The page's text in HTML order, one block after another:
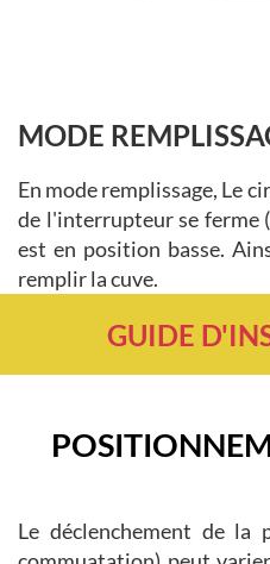
MODE
En mode remplissage, Le
de l'interrupteur se ferme
est en position basse.
remplir la cuve.
GUIDE
Le déclenchement de la